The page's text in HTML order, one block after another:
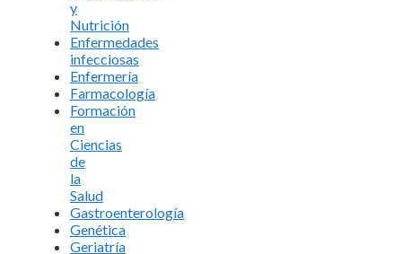
y
Nutrición
Enfermedades
infecciosas
Enfermería
Farmacología
Formación
en
Ciencias
de
la
Salud
Gastroenterología
Genética
Geriatría